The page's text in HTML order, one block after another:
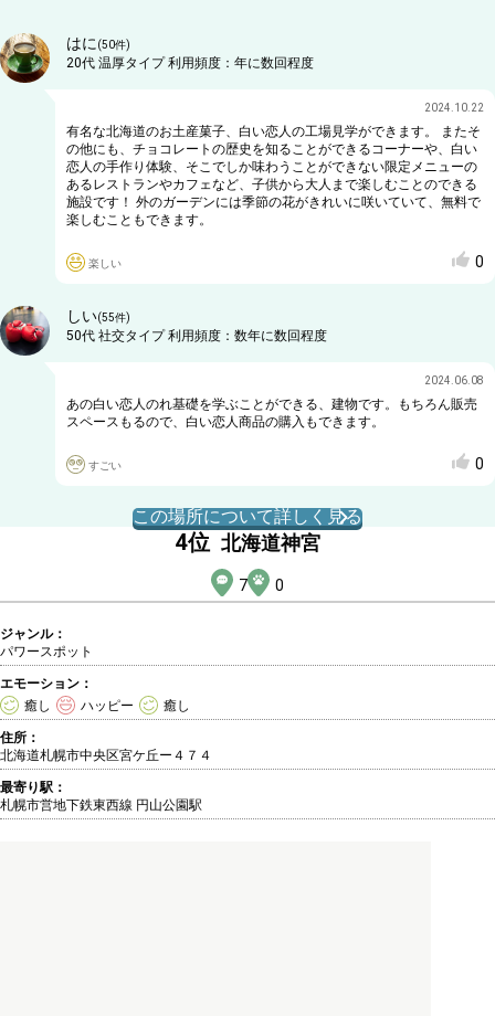
はに(50件)
20代 温厚タイプ利用頻度： 年に数回程度
2024.10.22
有名な北海道のお土産菓子、白い恋人の工場見学ができます。 またそ
の他にも、チョコレートの歴史を知ることができるコーナーや、白い
恋人の手作り体験、そこでしか味わうことができない限定メニューの
あるレストランやカフェなど、子供から大人まで楽しむことのできる
施設です！ 外のガーデンには季節の花がきれいに咲いていて、無料で
楽しむこともできます。
楽しい 0
しい(55件)
50代 社交タイプ利用頻度： 数年に数回程度
2024.06.08
あの白い恋人のれ基礎を学ぶことができる、建物です。もちろん販売
スペースもるので、白い恋人商品の購入もできます。
すごい 0
この場所について詳しく見る
4位 北海道神宮
7 0
ジャンル：
パワースポット
エモーション：
癒し
ハッピー 癒し
住所：
北海道札幌市中央区宮ケ丘ー４７４
最寄り駅：
札幌市営地下鉄東西線 円山公園駅